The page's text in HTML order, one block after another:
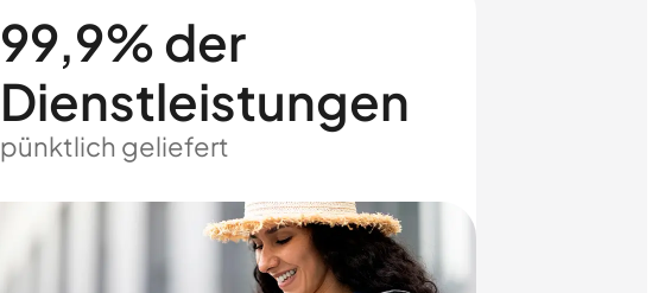
99,9% der
Dienstleistungen
pünktlich geliefert